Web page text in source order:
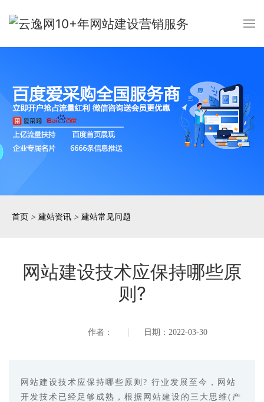
首页 > 建站资讯 > 建站常见问题
网站建设技术应保持哪些原
则?
作者： 日期：2022-03-30
网站建设技术应保持哪些原则? 行业发展至今，网站
开发技术已经足够成熟，根据网站建设的三大思维(产